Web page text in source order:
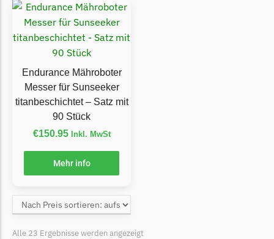
Texas
Texas Messer
Begrenzungsdraht
Wiper
WOLF-Garten
Wolf-Garten Messer
Yardforce Messer
Begrenzungsdraht
Endurance Mähroboter
Messer für Sunseeker
titanbeschichtet – Satz mit
90 Stück
€150.95 Inkl. MwSt
Mehr info
Alle 23 Ergebnisse werden angezeigt